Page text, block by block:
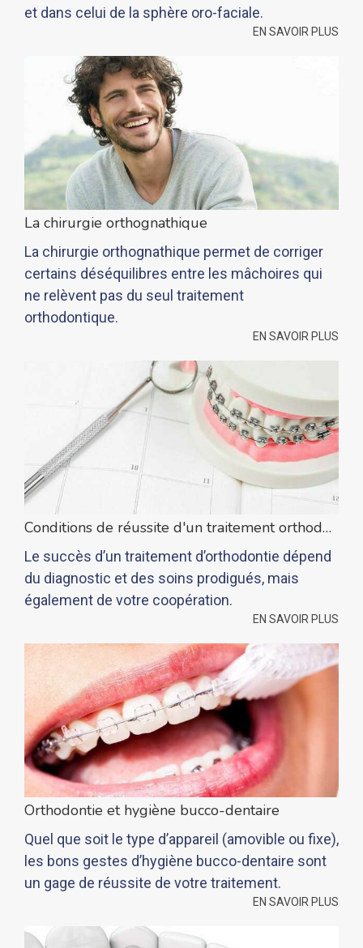
et dans celui de la sphère oro-faciale.
EN SAVOIR PLUS
La chirurgie orthognathique
La chirurgie orthognathique permet de corriger
certains déséquilibres entre les mâchoires qui
ne relèvent pas du seul traitement
orthodontique.
EN SAVOIR PLUS
Conditions de réussite d'un traitement orthodontique
Le succès d’un traitement d’orthodontie dépend
du diagnostic et des soins prodigués, mais
également de votre coopération.
EN SAVOIR PLUS
Orthodontie et hygiène bucco-dentaire
Quel que soit le type d’appareil (amovible ou fixe),
les bons gestes d’hygiène bucco-dentaire sont
un gage de réussite de votre traitement.
EN SAVOIR PLUS